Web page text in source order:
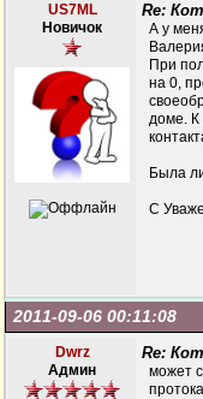
US7ML
Новичок
Re:
А у
При
на 0,
доме. К
Была
С
2011-09-06 00:11:08
Dwrz
Админ
Re:
может